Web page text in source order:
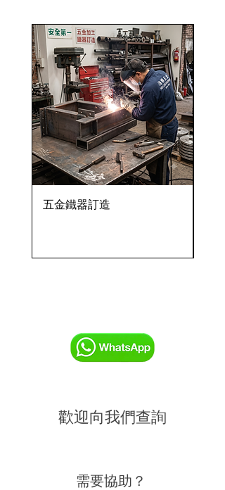
五金鐵器訂造
歡迎向我們查詢
需要協助？